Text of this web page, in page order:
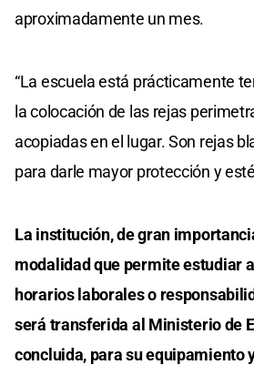
aproximadamente un mes.
“La escuela está prácticamente
la colocación de las rejas
acopiadas en el lugar. Son rejas
para darle mayor protección y
La institución, de gran
modalidad que permite estudiar
horarios laborales o
será transferida al Ministerio de
concluida, para su equipamiento